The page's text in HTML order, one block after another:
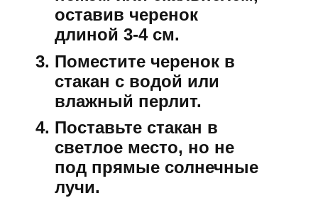
оставив черенок
длиной 3-4 см.
Поместите черенок в
стакан с водой или
влажный перлит.
Поставьте стакан в
светлое место, но не
под прямые солнечные
лучи.